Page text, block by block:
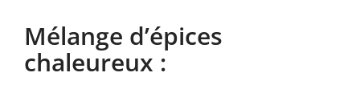
Mélange d’épices
chaleureux :